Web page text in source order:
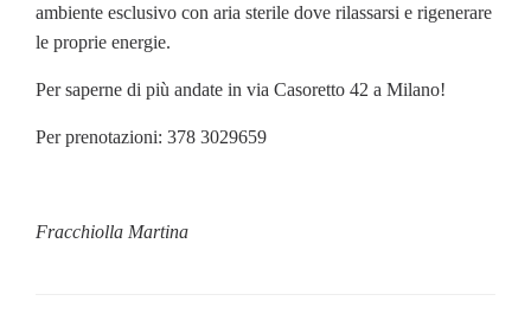
ambiente esclusivo con aria sterile dove rilassarsi e rigenerare
le proprie energie.
Per saperne di più andate in via Casoretto 42 a Milano!
Per prenotazioni: 378 3029659
Fracchiolla Martina